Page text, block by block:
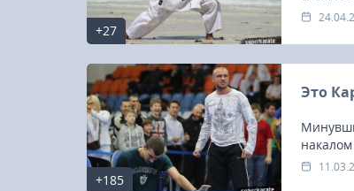
+27
+185
Это
23-25.10.2026
Spanish Autumn Camp 2026